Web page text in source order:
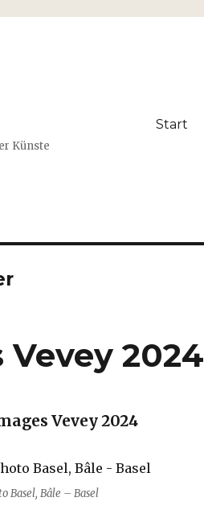
Künste
Start
2024
Vevey 2024
Basel, Bâle – Basel